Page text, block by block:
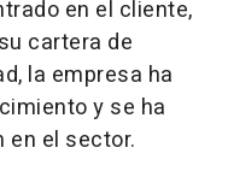
en el cliente,
cartera de
la empresa ha
y se ha
el sector.